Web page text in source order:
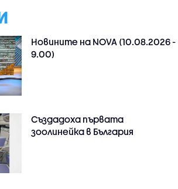
Новините на NOVA (10.08.2026 -
9.00)
Създадоха първата
зоолинейка в България